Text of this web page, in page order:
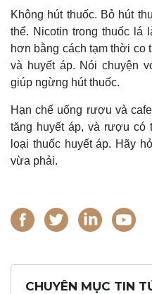
Không hút thuốc. Bỏ hút
thể. Nicotin trong thuốc lá
hơn bằng cách tạm thời co
và huyết áp. Nói chuyện
giúp ngừng hút thuốc.
Hạn chế uống rượu và
tăng huyết áp, và rượu có
loại thuốc huyết áp. Hãy
vừa phải.
CHUYÊN MỤC TIN